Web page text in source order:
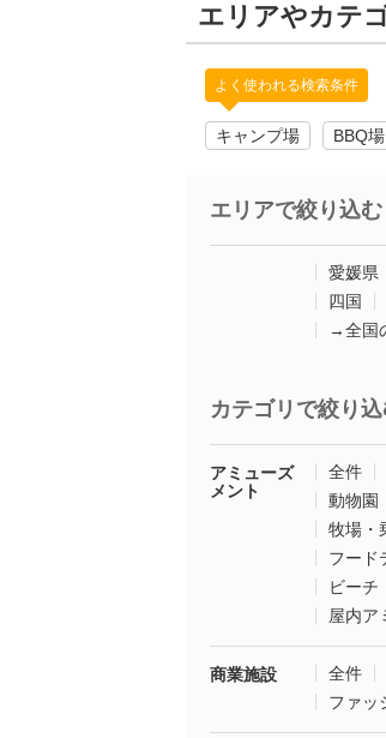
エリアやカテ
よく使われる検索条件
キャンプ場 BBQ場
エリアで絞り込む
愛媛県
四国
→全国
カテゴリで絞り
アミューズ
メント
全件
動物園
牧場・
フード
ビーチ
屋内ア
商業施設 全件
ファッ